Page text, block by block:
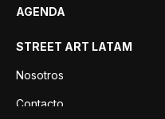
AGENDA
STREET ART LATAM
Nosotros
Contacto